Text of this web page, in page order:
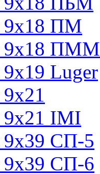
9x18 ПМ
9x18 ПММ
Luger
9x21 IMI
9x39 СП-5
9x39 СП-6